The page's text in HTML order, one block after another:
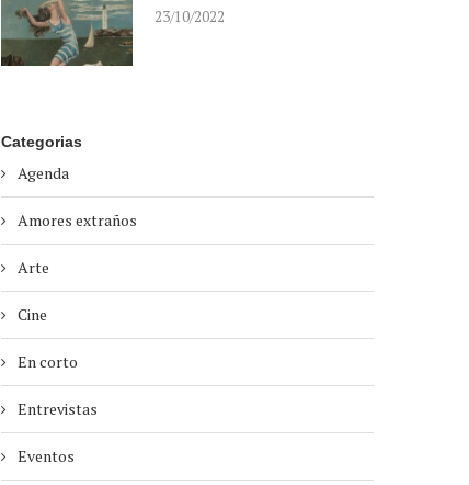
23/10/2022
Categorias
Agenda
Amores extraños
Arte
Cine
En corto
Entrevistas
Eventos